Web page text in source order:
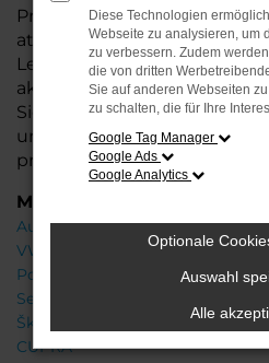
Profitieren Sie von
attraktiven
Leasingangeboten und der
aktuellen Fahrzeugs.
Sie sich von unseren
uns, Ihnen den perfekten
präsentieren!
Marken
Audi
VW
Porsche
Seat
Škoda
CUPRA
Diese Technologien
Webseite zu analysieren, um
zu verbessern. Zudem
die von dritten
Sie auf anderen Webseiten
zu schalten, die für Ihre
Google Tag Manager
Google Ads
Google Analytics
Optionale
Auswahl
Alle